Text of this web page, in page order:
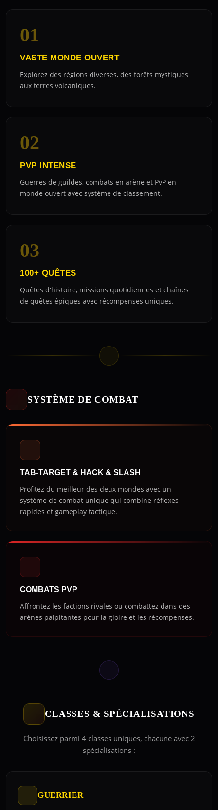
01
VASTE MONDE OUVERT
Explorez des régions diverses, des forêts mystiques
aux terres volcaniques.
02
PVP INTENSE
Guerres de guildes, combats en arène et PvP en
monde ouvert avec système de classement.
03
100+ QUÊTES
Quêtes d'histoire, missions quotidiennes et chaînes
de quêtes épiques avec récompenses uniques.
SYSTÈME DE COMBAT
TAB-TARGET & HACK & SLASH
Profitez du meilleur des deux mondes avec un
système de combat unique qui combine réflexes
rapides et gameplay tactique.
COMBATS PVP
Affrontez les factions rivales ou combattez dans des
arènes palpitantes pour la gloire et les récompenses.
CLASSES & SPÉCIALISATIONS
Choisissez parmi 4 classes uniques, chacune avec 2
spécialisations :
GUERRIER